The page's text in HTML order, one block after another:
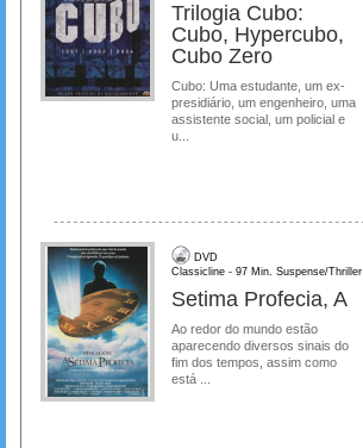
Trilogia Cubo:
Cubo, Hypercubo,
Cubo Zero
Cubo: Uma estudante, um ex-
presidiário, um engenheiro, uma
assistente social, um policial e
u...
DVD
Classicline - 97 Min. Suspense/Thriller
Setima Profecia, A
Ao redor do mundo estão
aparecendo diversos sinais do
fim dos tempos, assim como
está ...